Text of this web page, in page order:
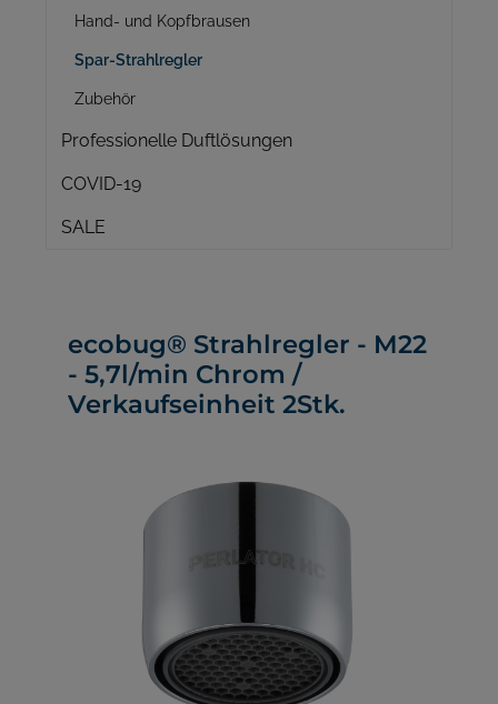
Hand- und Kopfbrausen
Spar-Strahlregler
Zubehör
Professionelle Duftlösungen
COVID-19
SALE
ecobug® Strahlregler - M22
- 5,7l/min Chrom /
Verkaufseinheit 2Stk.